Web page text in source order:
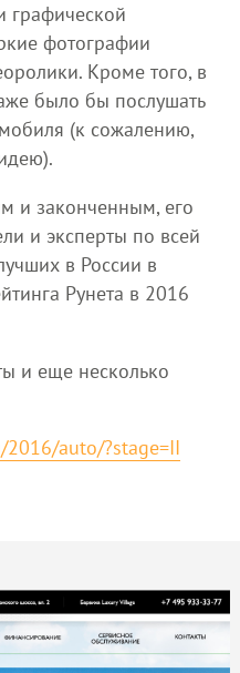
графической
фотографии
Кроме того, в
было бы послушать
(к сожалению,
и законченным, его
и эксперты по всей
в России в
Рунета в 2016
и еще несколько
auto/?stage=II